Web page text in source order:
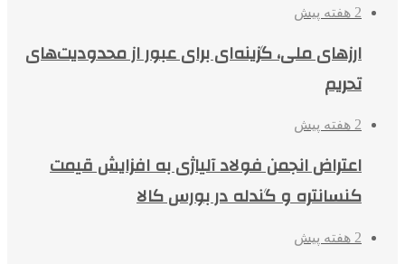
2 هفته پیش
ارزهای ملی، گزینه‌ای برای عبور از محدودیت‌های
تحریم
2 هفته پیش
اعتراض انجمن فولاد آلیاژی به افزایش قیمت
کنسانتره و گندله در بورس کالا
2 هفته پیش